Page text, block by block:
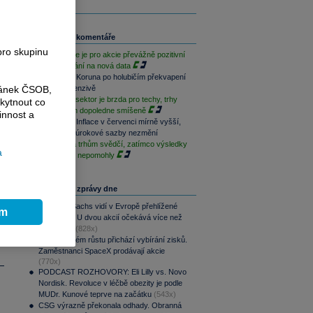
Související komentáře
Závěr týdne je pro akcie převážně pozitivní
při vyčkávání na nová data
Rozbřesk: Koruna po holubičím překvapení
ČNB v defenzivě
Paměťový sektor je brzda pro techy, trhy
jsou na tom dopoledne smíšeně
Rozbřesk: Inflace v červenci mírně vyšší,
ČNB dnes úrokové sazby nezmění
Geopolitika trhům svědčí, zatímco výsledky
sentimentu nepomohly
Nejčtenější zprávy dne
Goldman Sachs vidí v Evropě přehlížené
příležitosti. U dvou akcií očekává více než
(828x)
Po raketovém růstu přichází vybírání zisků.
Zaměstnanci SpaceX prodávají akcie
(770x)
PODCAST ROZHOVORY: Eli Lilly vs. Novo
Nordisk. Revoluce v léčbě obezity je podle
MUDr. Kunové teprve na začátku (543x)
CSG výrazně překonala odhady. Obranná
skupinu
ČSOB,
co
a